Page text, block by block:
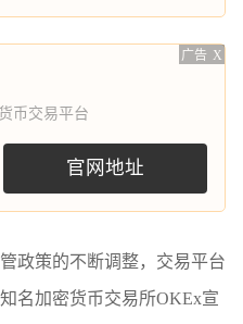
广告 X
币交易平台
官网地址
政策的不断调整，交易平台
名加密货币交易所OKEx宣